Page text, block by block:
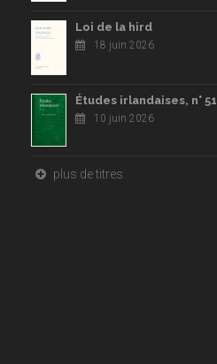
Loi de la hird
18 juin 2026
Études irlandaises, n°
10 juin 2026
plus de titres